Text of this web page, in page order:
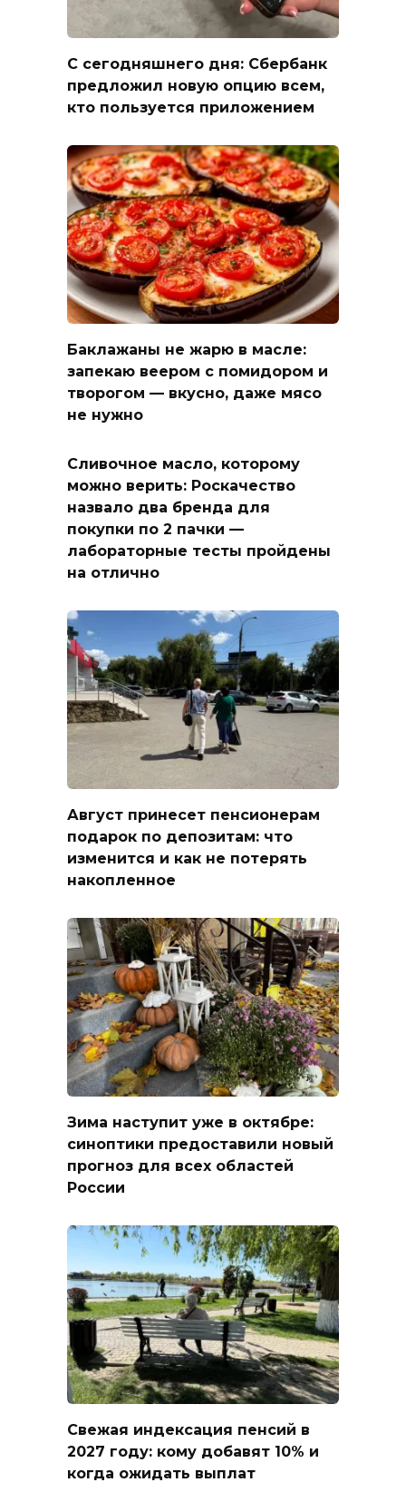
С сегодняшнего дня: Сбербанк
предложил новую опцию всем,
кто пользуется приложением
Баклажаны не жарю в масле:
запекаю веером с помидором и
творогом — вкусно, даже мясо
не нужно
Сливочное масло, которому
можно верить: Роскачество
назвало два бренда для
покупки по 2 пачки —
лабораторные тесты пройдены
на отлично
Август принесет пенсионерам
подарок по депозитам: что
изменится и как не потерять
накопленное
Зима наступит уже в октябре:
синоптики предоставили новый
прогноз для всех областей
России
Свежая индексация пенсий в
2027 году: кому добавят 10% и
когда ожидать выплат